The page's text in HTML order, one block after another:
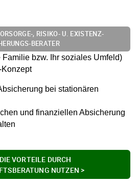
, RISIKO- U. EXISTENZ-
BERATER
bzw. Ihr soziales Umfeld)
bei stationären
und finanziellen Absicherung
VORTEILE DURCH
NUTZEN >